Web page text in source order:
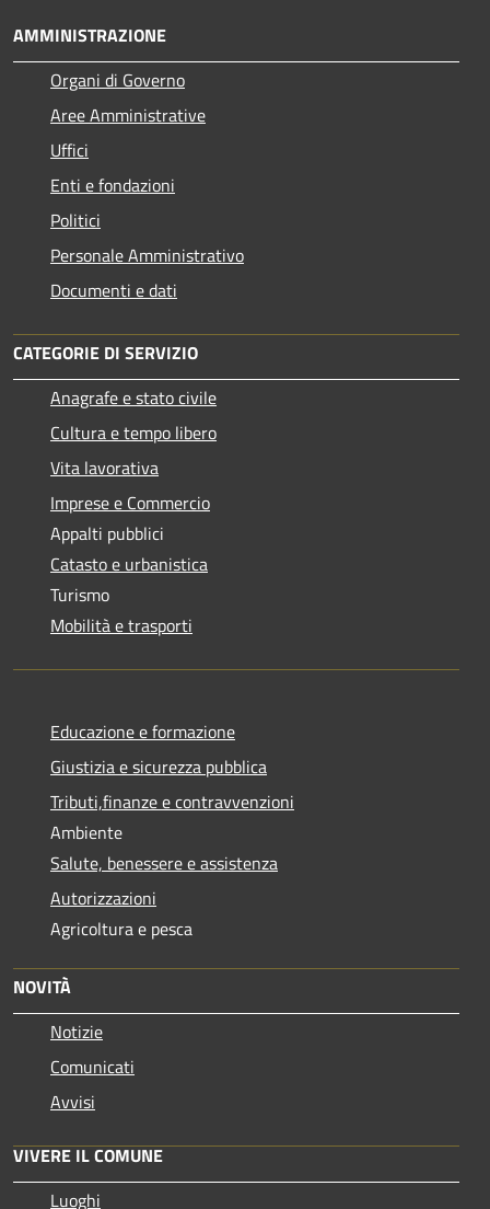
AMMINISTRAZIONE
Organi di Governo
Aree Amministrative
Uffici
Enti e fondazioni
Politici
Personale Amministrativo
Documenti e dati
CATEGORIE DI SERVIZIO
Anagrafe e stato civile
Cultura e tempo libero
Vita lavorativa
Imprese e Commercio
Appalti pubblici
Catasto e urbanistica
Turismo
Mobilità e trasporti
Educazione e formazione
Giustizia e sicurezza pubblica
Tributi,finanze e contravvenzioni
Ambiente
Salute, benessere e assistenza
Autorizzazioni
Agricoltura e pesca
NOVITÀ
Notizie
Comunicati
Avvisi
VIVERE IL COMUNE
Luoghi